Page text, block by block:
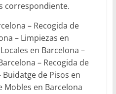
correspondiente.
– Recogida de
– Limpiezas en
en Barcelona –
– Recogida de
de Pisos en
Mobles en Barcelona